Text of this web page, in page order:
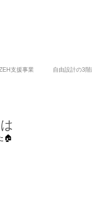
支援事業 自由設計の3階
🏠